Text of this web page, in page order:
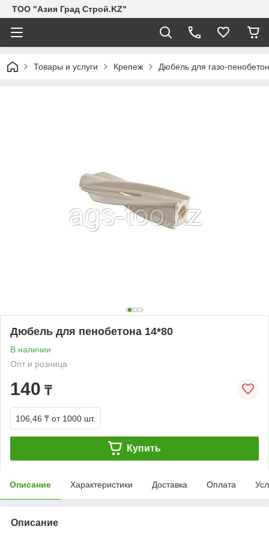
ТОО "Азия Град Строй.KZ"
Товары и услуги Крепеж Дюбель для газо-
Дюбель для пенобетона 14*80
В наличии
Опт и розница
140 ₸
106,46 ₸ от 1000 шт.
Купить
Описание Характеристики Доставка Оплата
Описание